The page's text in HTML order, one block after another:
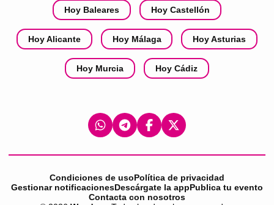
Hoy Baleares Hoy Castellón
Hoy Alicante Hoy Málaga Hoy Asturias
Hoy Murcia Hoy Cádiz
Condiciones de usoPolítica de privacidad
Gestionar notificacionesDescárgate la appPublica tu evento
Contacta con nosotros